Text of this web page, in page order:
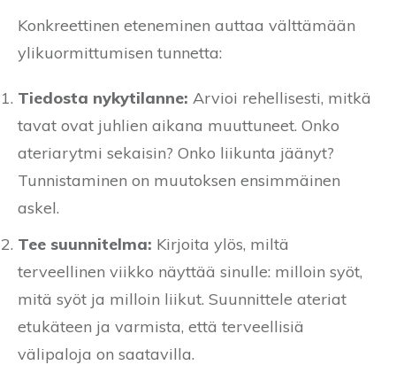
Konkreettinen eteneminen auttaa välttämään
ylikuormittumisen tunnetta:
Tiedosta nykytilanne: Arvioi rehellisesti, mitkä
tavat ovat juhlien aikana muuttuneet. Onko
ateriarytmi sekaisin? Onko liikunta jäänyt?
Tunnistaminen on muutoksen ensimmäinen
askel.
Tee suunnitelma: Kirjoita ylös, miltä
terveellinen viikko näyttää sinulle: milloin syöt,
mitä syöt ja milloin liikut. Suunnittele ateriat
etukäteen ja varmista, että terveellisiä
välipaloja on saatavilla.